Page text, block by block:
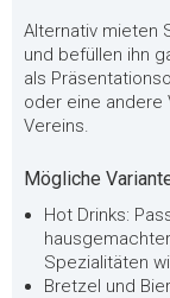
Alternativ mieten
und befüllen ihn
als
oder eine andere
Vereins.
Mögliche
Hot Drinks:
Spezialitäten
Bretzel und